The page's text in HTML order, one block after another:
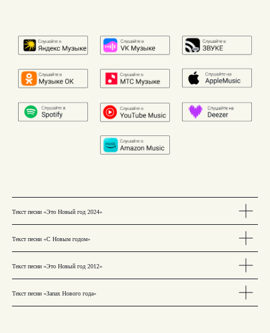
Текст песни «Это Новый год 2024»
Текст песни «С Новым годом»
Текст песни «Это Новый год 2012»
Текст песни «Запах Нового года»